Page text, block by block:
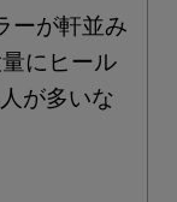
ーが軒並み
にヒール
が多いな